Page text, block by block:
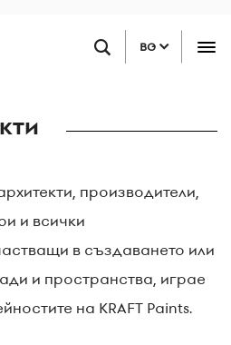
BG
производители,
и всички
в създаването или
и пространства, играе
на KRAFT Paints.